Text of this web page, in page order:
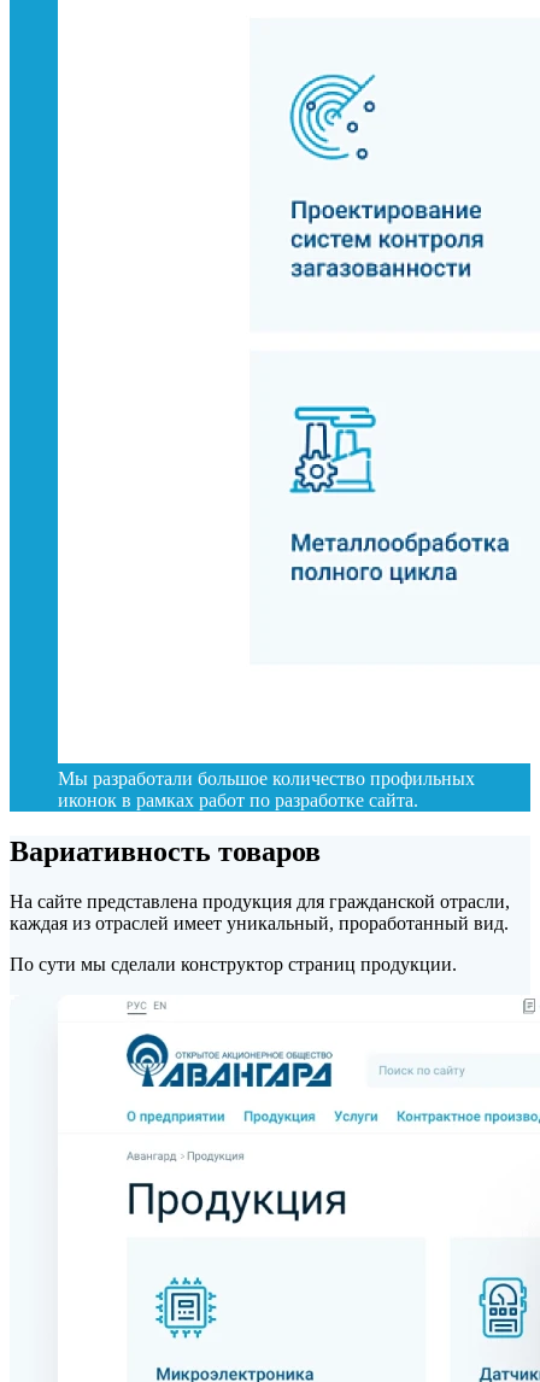
Мы разработали большое количество профильных
иконок в рамках работ по разработке сайта.
Вариативность товаров
На сайте представлена продукция для гражданской отрасли,
каждая из отраслей имеет уникальный, проработанный вид.
По сути мы сделали конструктор страниц продукции.